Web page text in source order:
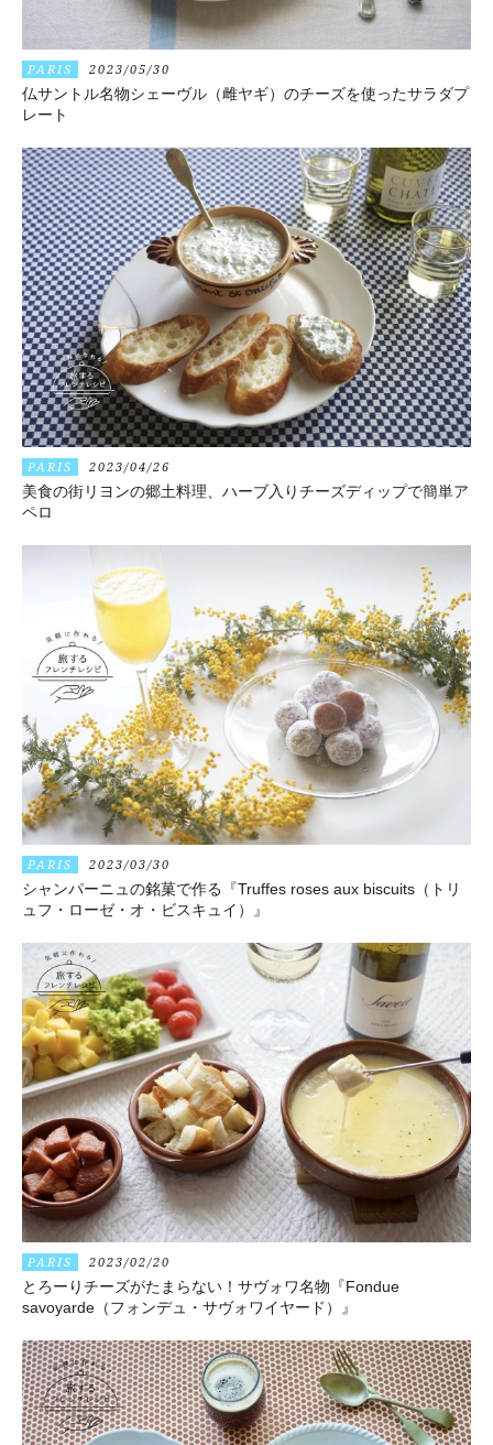
PARIS 2023/05/30
仏サントル名物シェーヴル（雌ヤギ）のチーズを使ったサラダプ
レート
PARIS 2023/04/26
美食の街リヨンの郷土料理、ハーブ入りチーズディップで簡単ア
ペロ
PARIS 2023/03/30
シャンパーニュの銘菓で作る『Truffes roses aux biscuits（トリ
ュフ・ローゼ・オ・ビスキュイ）』
PARIS 2023/02/20
とろーりチーズがたまらない！サヴォワ名物『Fondue
savoyarde（フォンデュ・サヴォワイヤード）』